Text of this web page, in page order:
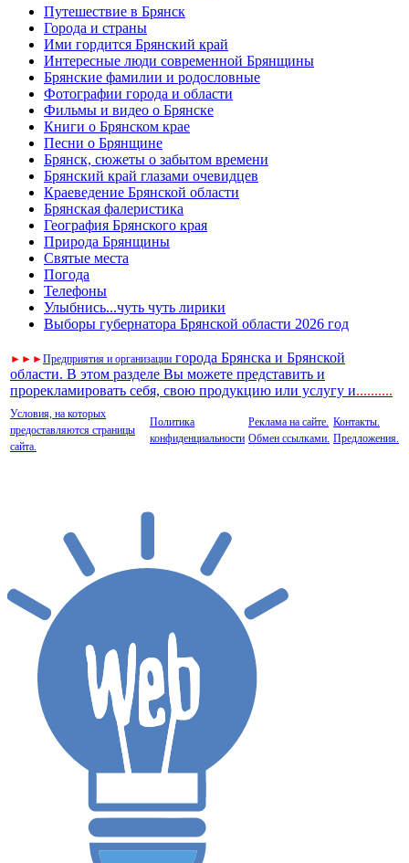
Путешествие в Брянск
Города и страны
Ими гордится Брянский край
Интересные люди современной Брянщины
Брянские фамилии и родословные
Фотографии города и области
Фильмы и видео о Брянске
Книги о Брянском крае
Песни о Брянщине
Брянск, сюжеты о забытом времени
Брянский край глазами очевидцев
Краеведение Брянской области
Брянская фалеристика
География Брянского края
Природа Брянщины
Святые места
Погода
Телефоны
Улыбнись...чуть чуть лирики
Выборы губернатора Брянской области 2026 год
► ► ►Предприятия и организации города Брянска и Брянской
области. В этом разделе Вы можете представить и
прорекламировать себя, свою продукцию или услугу и..........
Условия, на которых
предоставляются страницы
сайта.
Политика
конфиденциальности
Реклама на сайте.
Обмен ссылками.
Контакты.
Предложения.